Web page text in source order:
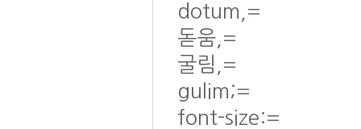
dotum,=
돋움,=
굴림,=
gulim;=
font-size:=